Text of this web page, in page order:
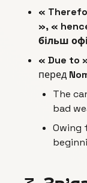
«
», «
більш
« Due to
перед
The
bad
Owing